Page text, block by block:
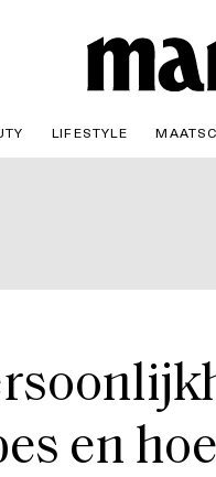
LIFESTYLE
en